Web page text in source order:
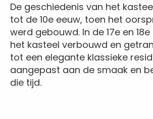
De geschiedenis van het
tot de 10e eeuw, toen het
werd gebouwd. In de 17e en
het kasteel verbouwd en
tot een elegante klassieke
aangepast aan de smaak en
die tijd.